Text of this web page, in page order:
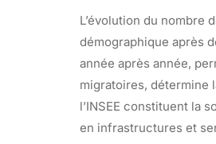
L’évolution du nombre
démographique après
année après année,
migratoires, détermine
l’INSEE constituent la
en infrastructures et